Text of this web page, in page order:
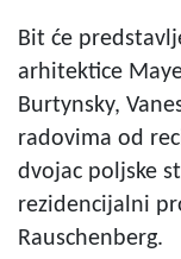
Bit će
arhitektice
Burtynsky,
radovima od
dvojac poljske
rezidencijalni
Rauschenberg.